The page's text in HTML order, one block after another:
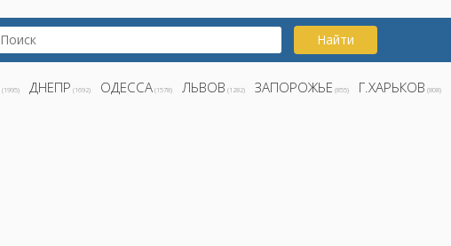
Найти
(1995) ДНЕПР (1692) ОДЕССА (1578) ЛЬВОВ (1282) ЗАПОРОЖЬЕ (855) Г.ХАРЬКОВ (808)